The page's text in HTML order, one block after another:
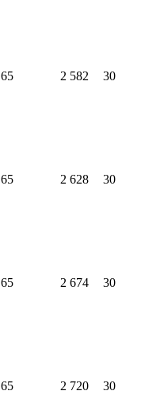
65 2 582 30
65 2 628 30
65 2 674 30
65 2 720 30